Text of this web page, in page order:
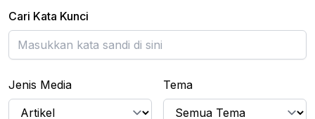
Cari Kata Kunci
Jenis Media Tema